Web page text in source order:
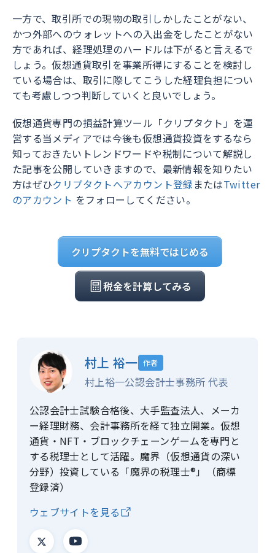
一方で、取引所での現物の取引しかしたことがない、
かつ外部へのウォレットへの入出金をしたことがない
方であれば、経理処理のハードルは下がると言えるで
しょう。仮想通貨取引を事業所得にすることを検討し
ている場合は、取引に際してこうした経理負担につい
ても考慮しつつ判断していくと良いでしょう。
仮想通貨専門の損益計算ツール「クリプタクト」を運
営する当メディアでは今後も仮想通貨投資をするなら
知っておきたいトレンドワードや税制について解説し
た記事を公開していきますので、最新情報を知りたい
方はぜひクリプタクトへアカウント登録 またはTwitter
のアカウント をフォローしてください。
クリプタクトを無料ではじめる
税金を計算してみる
村上 裕一 作者
村上裕一公認会計士事務所 代表
公認会計士試験合格後、大手監査法人、メーカ
ー経理財務、会計事務所を経て独立開業。仮想
通貨・NFT・ブロックチェーンゲームを専門と
する税理士として活躍。魔界（仮想通貨の深い
分野）投資している「魔界の税理士®」（商標
登録済）
ウェブサイトを見る